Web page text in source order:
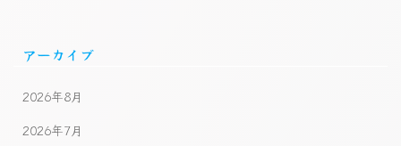
アーカイブ
2026年8月
2026年7月